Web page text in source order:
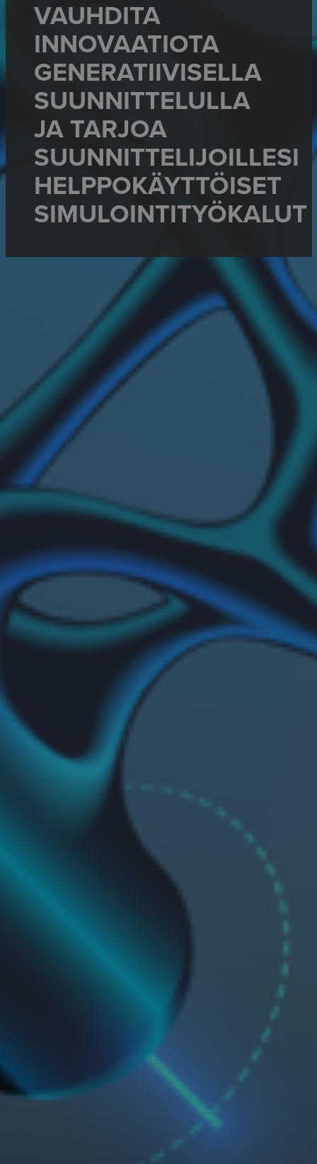
VAUHDITA
INNOVAATIOTA
GENERATIIVISELLA
SUUNNITTELULLA
JA TARJOA
SUUNNITTELIJOILLESI
HELPPOKÄYTTÖISET
SIMULOINTITYÖKALUT